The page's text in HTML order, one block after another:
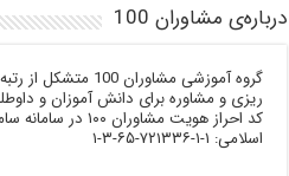
درباره‌ی مشاوران 100
گروه آموزشی مشاوران
ریزی و مشاوره برای دانش آموزان و
کد احراز هویت
اسلامی: ۱-۱-۷۲۱۳۳۶-۶۵-۳-۱